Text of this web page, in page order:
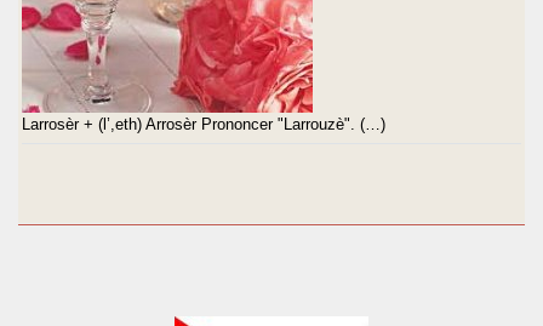
Larrosèr + (l’,eth) Arrosèr Prononcer "Larrouzè". (…)